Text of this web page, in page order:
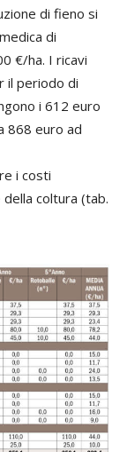
di fieno si
di
€/ha. I ricavi
il periodo di
i 612 euro
868 euro ad
i costi
coltura (tab.